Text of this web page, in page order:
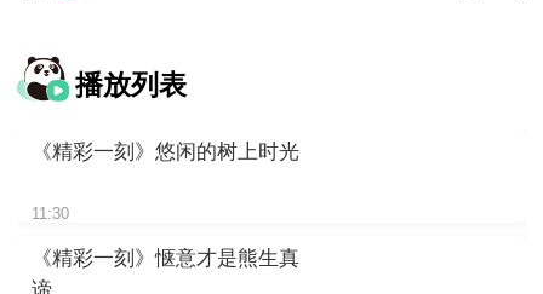
播放列表
《精彩一刻》悠闲的树上时光
11:30
《精彩一刻》惬意才是熊生真